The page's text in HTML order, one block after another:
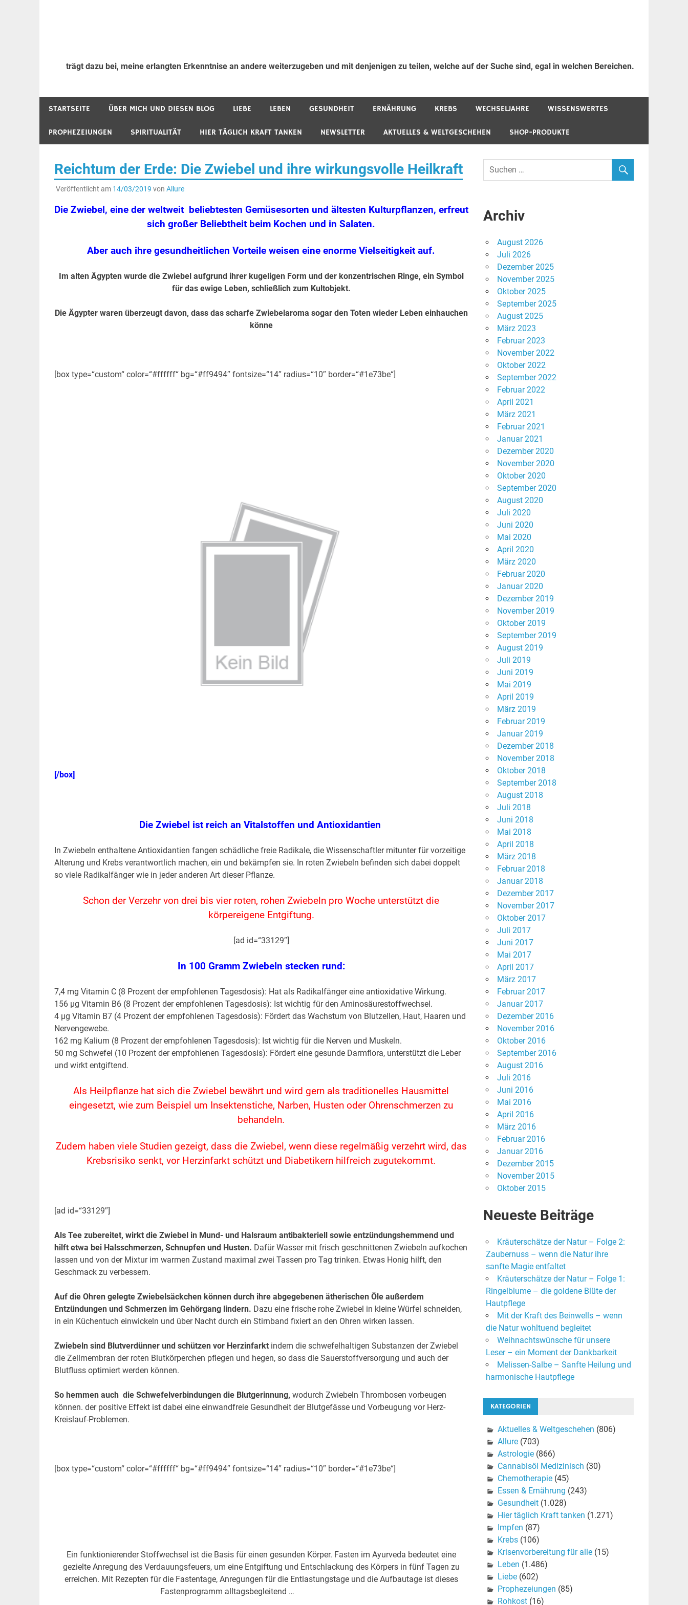
trägt dazu bei, meine erlangten Erkenntnise an andere weiterzugeben und mit denjenigen zu teilen, welche auf der Suche sind, egal in welchen Bereichen.
STARTSEITE ÜBER MICH UND DIESEN BLOG LIEBE LEBEN GESUNDHEIT ERNÄHRUNG KREBS WECHSELJAHRE WISSENSWERTES
PROPHEZEIUNGEN SPIRITUALITÄT HIER TÄGLICH KRAFT TANKEN NEWSLETTER AKTUELLES & WELTGESCHEHEN SHOP-PRODUKTE
Reichtum der Erde: Die Zwiebel und ihre wirkungsvolle Heilkraft
Veröffentlicht am 14/03/2019 von Allure
Die Zwiebel, eine der weltweit beliebtesten Gemüsesorten und ältesten Kulturpflanzen, erfreut
sich großer Beliebtheit beim Kochen und in Salaten.
Aber auch ihre gesundheitlichen Vorteile weisen eine enorme Vielseitigkeit auf.
Im alten Ägypten wurde die Zwiebel aufgrund ihrer kugeligen Form und der konzentrischen Ringe, ein Symbol
für das ewige Leben, schließlich zum Kultobjekt.
Die Ägypter waren überzeugt davon, dass das scharfe Zwiebelaroma sogar den Toten wieder Leben einhauchen
könne
[box type=“custom“ color=“#ffffff“ bg=“#ff9494″ fontsize=“14″ radius=“10″ border=“#1e73be“]
[/box]
Die Zwiebel ist reich an Vitalstoffen und Antioxidantien
In Zwiebeln enthaltene Antioxidantien fangen schädliche freie Radikale, die Wissenschaftler mitunter für vorzeitige
Alterung und Krebs verantwortlich machen, ein und bekämpfen sie. In roten Zwiebeln befinden sich dabei doppelt
so viele Radikalfänger wie in jeder anderen Art dieser Pflanze.
Schon der Verzehr von drei bis vier roten, rohen Zwiebeln pro Woche unterstützt die
körpereigene Entgiftung.
[ad id=“33129″]
In 100 Gramm Zwiebeln stecken rund:
7,4 mg Vitamin C (8 Prozent der empfohlenen Tagesdosis): Hat als Radikalfänger eine antioxidative Wirkung.
156 µg Vitamin B6 (8 Prozent der empfohlenen Tagesdosis): Ist wichtig für den Aminosäurestoffwechsel.
4 µg Vitamin B7 (4 Prozent der empfohlenen Tagesdosis): Fördert das Wachstum von Blutzellen, Haut, Haaren und
Nervengewebe.
162 mg Kalium (8 Prozent der empfohlenen Tagesdosis): Ist wichtig für die Nerven und Muskeln.
50 mg Schwefel (10 Prozent der empfohlenen Tagesdosis): Fördert eine gesunde Darmflora, unterstützt die Leber
und wirkt entgiftend.
Als Heilpflanze hat sich die Zwiebel bewährt und wird gern als traditionelles Hausmittel
eingesetzt, wie zum Beispiel um Insektenstiche, Narben, Husten oder Ohrenschmerzen zu
behandeln.
Zudem haben viele Studien gezeigt, dass die Zwiebel, wenn diese regelmäßig verzehrt wird, das
Krebsrisiko senkt, vor Herzinfarkt schützt und Diabetikern hilfreich zugutekommt.
[ad id=“33129″]
Als Tee zubereitet, wirkt die Zwiebel in Mund- und Halsraum antibakteriell sowie entzündungshemmend und
hilft etwa bei Halsschmerzen, Schnupfen und Husten. Dafür Wasser mit frisch geschnittenen Zwiebeln aufkochen
lassen und von der Mixtur im warmen Zustand maximal zwei Tassen pro Tag trinken. Etwas Honig hilft, den
Geschmack zu verbessern.
Auf die Ohren gelegte Zwiebelsäckchen können durch ihre abgegebenen ätherischen Öle außerdem
Entzündungen und Schmerzen im Gehörgang lindern. Dazu eine frische rohe Zwiebel in kleine Würfel schneiden,
in ein Küchentuch einwickeln und über Nacht durch ein Stirnband fixiert an den Ohren wirken lassen.
Zwiebeln sind Blutverdünner und schützen vor Herzinfarktindem die schwefelhaltigen Substanzen der Zwiebel
die Zellmembran der roten Blutkörperchen pflegen und hegen, so dass die Sauerstoffversorgung und auch der
Blutfluss optimiert werden können.
So hemmen auch die Schwefelverbindungen die Blutgerinnung, wodurch Zwiebeln Thrombosen vorbeugen
können. der positive Effekt ist dabei eine einwandfreie Gesundheit der Blutgefässe und Vorbeugung vor Herz-
Kreislauf-Problemen.
[box type=“custom“ color=“#ffffff“ bg=“#ff9494″ fontsize=“14″ radius=“10″ border=“#1e73be“]
Ein funktionierender Stoffwechsel ist die Basis für einen gesunden Körper. Fasten im Ayurveda bedeutet eine
gezielte Anregung des Verdauungsfeuers, um eine Entgiftung und Entschlackung des Körpers in fünf Tagen zu
erreichen. Mit Rezepten für die Fastentage, Anregungen für die Entlastungstage und die Aufbautage ist dieses
Fastenprogramm alltagsbegleitend …
Archiv
August 2026
Juli 2026
Dezember 2025
November 2025
Oktober 2025
September 2025
August 2025
März 2023
Februar 2023
November 2022
Oktober 2022
September 2022
Februar 2022
April 2021
März 2021
Februar 2021
Januar 2021
Dezember 2020
November 2020
Oktober 2020
September 2020
August 2020
Juli 2020
Juni 2020
Mai 2020
April 2020
März 2020
Februar 2020
Januar 2020
Dezember 2019
November 2019
Oktober 2019
September 2019
August 2019
Juli 2019
Juni 2019
Mai 2019
April 2019
März 2019
Februar 2019
Januar 2019
Dezember 2018
November 2018
Oktober 2018
September 2018
August 2018
Juli 2018
Juni 2018
Mai 2018
April 2018
März 2018
Februar 2018
Januar 2018
Dezember 2017
November 2017
Oktober 2017
Juli 2017
Juni 2017
Mai 2017
April 2017
März 2017
Februar 2017
Januar 2017
Dezember 2016
November 2016
Oktober 2016
September 2016
August 2016
Juli 2016
Juni 2016
Mai 2016
April 2016
März 2016
Februar 2016
Januar 2016
Dezember 2015
November 2015
Oktober 2015
Neueste Beiträge
Kräuterschätze der Natur – Folge 2:
Zaubernuss – wenn die Natur ihre
sanfte Magie entfaltet
Kräuterschätze der Natur – Folge 1:
Ringelblume – die goldene Blüte der
Hautpflege
Mit der Kraft des Beinwells – wenn
die Natur wohltuend begleitet
Weihnachtswünsche für unsere
Leser – ein Moment der Dankbarkeit
Melissen-Salbe – Sanfte Heilung und
harmonische Hautpflege
KATEGORIEN
Aktuelles & Weltgeschehen (806)
Allure(703)
Astrologie(866)
Cannabisöl Medizinisch (30)
Chemotherapie(45)
Essen & Ernährung (243)
Gesundheit(1.028)
Hier täglich Kraft tanken (1.271)
Impfen (87)
Krebs(106)
Krisenvorbereitung für alle(15)
Leben (1.486)
Liebe(602)
Prophezeiungen (85)
Rohkost(16)